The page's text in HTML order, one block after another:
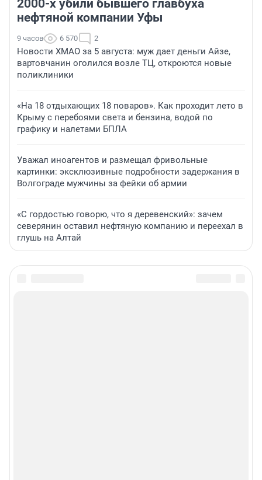
2000-х убили бывшего главбуха
нефтяной компании Уфы
9 часов 6 570 2
Новости ХМАО за 5 августа: муж дает деньги Айзе,
вартовчанин оголился возле ТЦ, откроются новые
поликлиники
«На 18 отдыхающих 18 поваров». Как проходит лето в
Крыму с перебоями света и бензина, водой по
графику и налетами БПЛА
Уважал иноагентов и размещал фривольные
картинки: эксклюзивные подробности задержания в
Волгограде мужчины за фейки об армии
«С гордостью говорю, что я деревенский»: зачем
северянин оставил нефтяную компанию и переехал в
глушь на Алтай